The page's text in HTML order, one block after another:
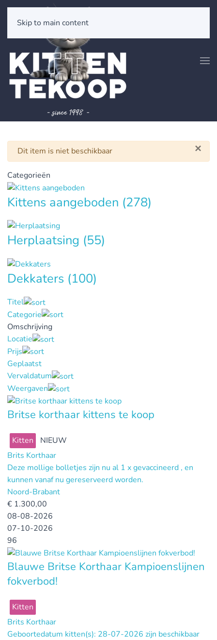
Skip to main content
×
Waarschuwing
Dit item is niet beschikbaar
Categorieën
Kittens aangeboden (278)
Herplaatsing (55)
Dekkaters (100)
Titel
Categorie
Omschrijving
Locatie
Prijs
Geplaatst
Vervaldatum
Weergaven
Britse korthaar kittens te koop
Kitten
NIEUW
Brits Korthaar
Deze mollige bolletjes zijn nu al 1 x gevaccineerd , en
kunnen vanaf nu gereserveerd worden.
Noord-Brabant
€ 1.300,00
08-08-2026
07-10-2026
96
Blauwe Britse Korthaar Kampioenslijnen
fokverbod!
Kitten
Brits Korthaar
Geboortedatum kitten(s): 28-07-2026 zijn beschikbaar